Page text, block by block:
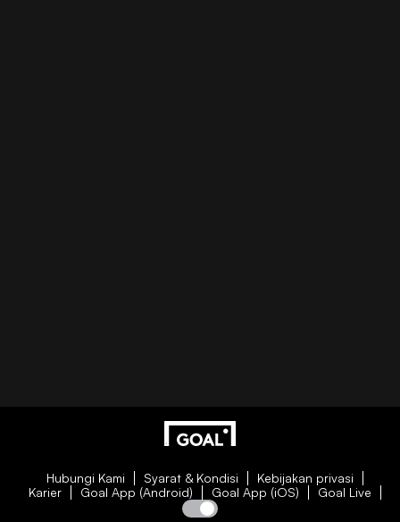
Hubungi Kami Syarat & Kondisi
Kebijakan privasi
Karier
Goal App (Android) Goal App (iOS) Goal Live